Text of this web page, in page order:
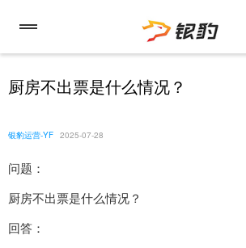
厨房不出票是什么情况？
银豹运营-YF 2025-07-28
问题：
厨房不出票是什么情况？
回答：